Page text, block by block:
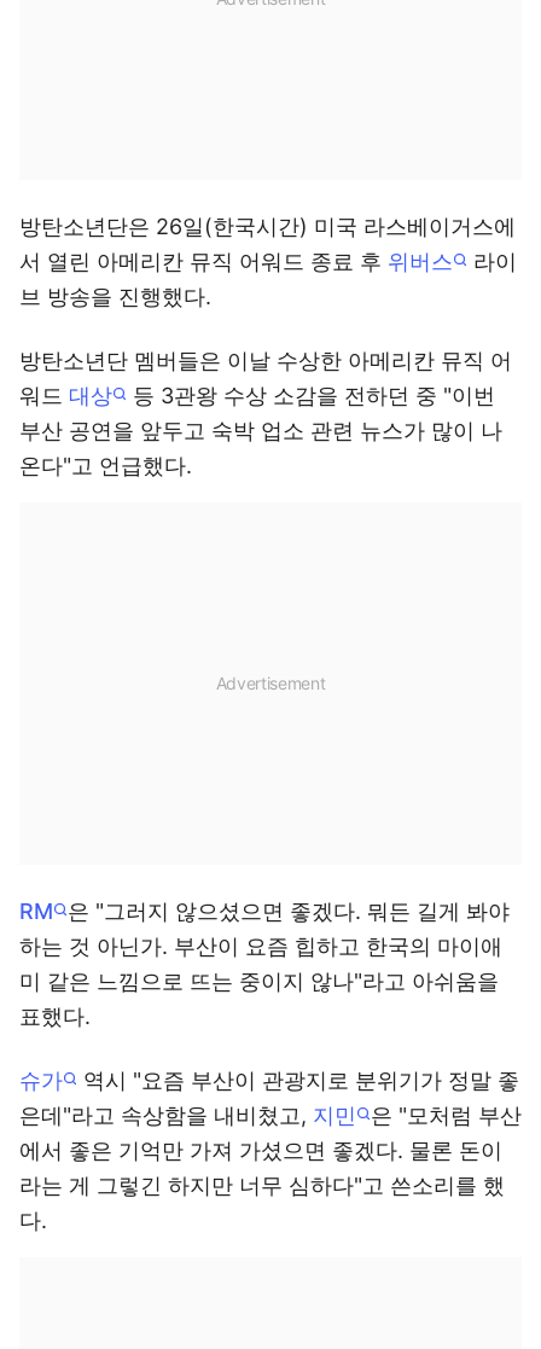
방탄소년단은 26일(한국시간) 미국 라스베이거스에
서 열린 아메리칸 뮤직 어워드 종료 후 위버스
라이
브 방송을 진행했다.
방탄소년단 멤버들은 이날 수상한 아메리칸 뮤직 어
워드 대상
등 3관왕 수상 소감을 전하던 중 "이번
부산 공연을 앞두고 숙박 업소 관련 뉴스가 많이 나
온다"고 언급했다.
RM
은 "그러지 않으셨으면 좋겠다. 뭐든 길게 봐야
하는 것 아닌가. 부산이 요즘 힙하고 한국의 마이애
미 같은 느낌으로 뜨는 중이지 않나"라고 아쉬움을
표했다.
슈가
역시 "요즘 부산이 관광지로 분위기가 정말 좋
은데"라고 속상함을 내비쳤고, 지민
은 "모처럼 부산
에서 좋은 기억만 가져 가셨으면 좋겠다. 물론 돈이
라는 게 그렇긴 하지만 너무 심하다"고 쓴소리를 했
다.